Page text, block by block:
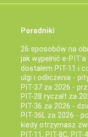
Poradniki
26 sposobów na
jak wypełnić e-PIT'a
dostałem PIT-11 i
ulgi i odliczenia -
PIT-37 za 2026 -
PIT-28 ryczałt za
PIT-36 za 2026 -
PIT-36L za 2026 -
kiedy otrzymasz
PIT-11, PIT-8C, PIT-